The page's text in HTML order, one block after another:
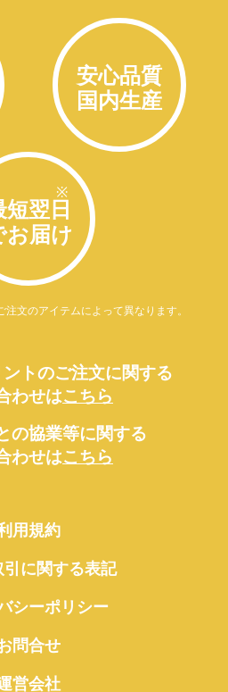
安心品質
国内生産
※
短翌日
お届け
文のアイテムによって異なります。
トのご注文に関する
わせはこちら
の協業等に関する
わせはこちら
用規約
に関する表記
シーポリシー
問合せ
営会社